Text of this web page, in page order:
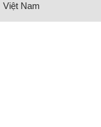
Việt Nam